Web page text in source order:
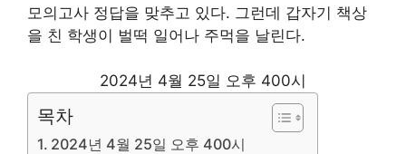
모의고사 정답을 맞추고 있다. 그런데 갑자기 책상
을 친 학생이 벌떡 일어나 주먹을 날린다.
2024년 4월 25일 오후 400시
목차
2024년 4월 25일 오후 400시